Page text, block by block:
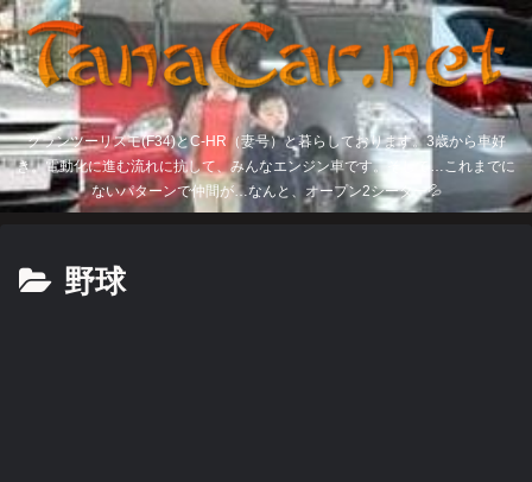
グランツーリスモ(F34)とC-HR（妻号）と暮らしております。3歳から車好
き。電動化に進む流れに抗して、みんなエンジン車です。そして…これまでに
ないパターンで仲間が…なんと、オープン2シーター💦
野球